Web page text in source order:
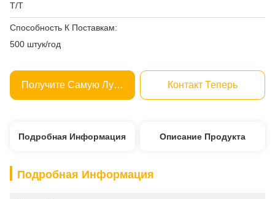
T/T
Способность К Поставкам:
500 штук/год
Получите Самую Лучшую Цену Контакт Теперь
Подробная Информация Описание Продукта
Подробная Информация